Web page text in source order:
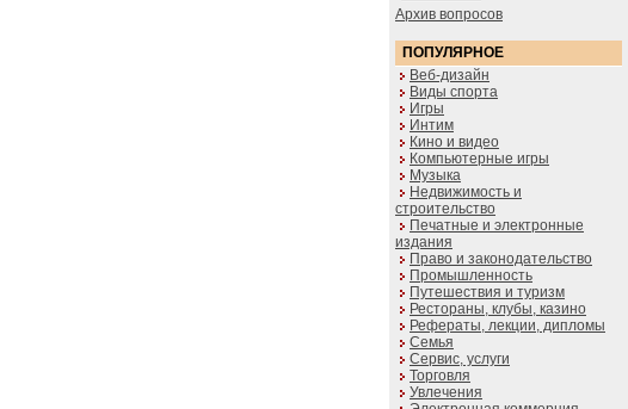
Архив вопросов
ПОПУЛЯРНОЕ
Веб-дизайн
Виды спорта
Игры
Интим
Кино и видео
Компьютерные игры
Музыка
Недвижимость и
строительство
Печатные и электронные
издания
Право и законодательство
Промышленность
Путешествия и туризм
Рестораны, клубы, казино
Рефераты, лекции, дипломы
Семья
Сервис, услуги
Торговля
Увлечения